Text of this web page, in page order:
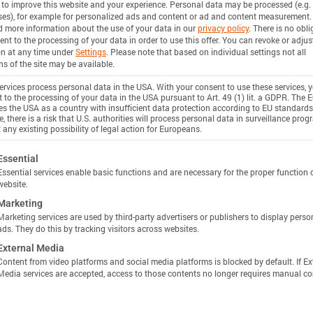
Unlock more specs in Batemo Insights
使用 INSIGHTS 解锁
improve this website and your experience. Personal data may be processed (e.g.
for example for personalized ads and content or ad and content measurement.
more information about the use of your data in ourprivacy policy. There is no
to the processing of your data in order to use this offer. You can revoke or
at any time underSettings. Please note that based on individual settings not all
of the site may be available.
process personal data in the USA. With your consent to use these services,
to the processing of your data in the USA pursuant to Art. 49 (1) lit. a GDPR. The
the USA as a country with insufficient data protection according to EU
there is a risk that U.S. authorities will process personal data in surveillance
existing possibility of legal action for Europeans.
following is a list of service groups for which consent
services enable basic functions and are necessary for the proper function
services are used by third-party advertisers or publishers to display
They do this by tracking visitors across websites.
Media
from video platforms and social media platforms is blocked by default. If
services are accepted, access to those contents no longer requires manual